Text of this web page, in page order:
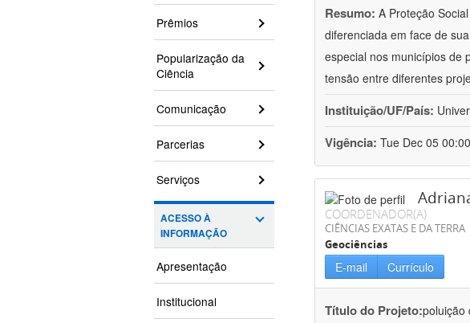
Prêmios
Popularização da
Ciência
Comunicação
Parcerias
Serviços
ACESSO À
INFORMAÇÃO
Apresentação
Institucional
Resumo: A Proteção
diferenciada em face de
especial nos municípios de
tensão entre diferentes
Instituição/UF/País:
Vigência: Tue Dec 05
COORDENADOR(A)
CIÊNCIAS EXATAS E DA TERRA
Geociências
E-mail Currículo
Título do Projeto:poluição